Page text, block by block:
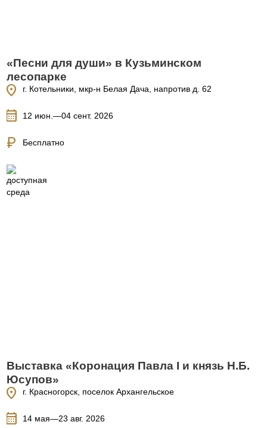
«Песни для души» в Кузьминском
лесопарке
location_on г. Котельники, мкр-н Белая Дача, напротив д. 62
calendar_month 12 июн.—04 сент. 2026
currency_ruble Бесплатно
Выставка «Коронация Павла I и князь Н.Б.
Юсупов»
location_on г. Красногорск, поселок Архангельское
calendar_month 14 мая—23 авг. 2026